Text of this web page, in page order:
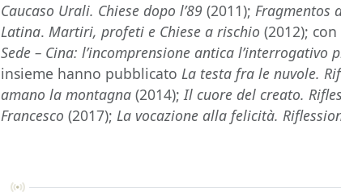
Caucaso Urali. Chiese dopo l’89 (2011);Fragmentos
Latina.Martiri, profeti e Chiese a rischio(2012);
Sede – Cina: l’incomprensione antica l’interrogativo
insieme hanno pubblicatoLa testa fra le nuvole.
amano la montagna (2014);Il cuore del creato.
Francesco(2017);La vocazione alla felicità.